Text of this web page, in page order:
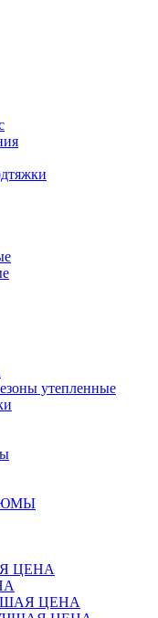
утепленные
ЦЕНА
ЦЕНА